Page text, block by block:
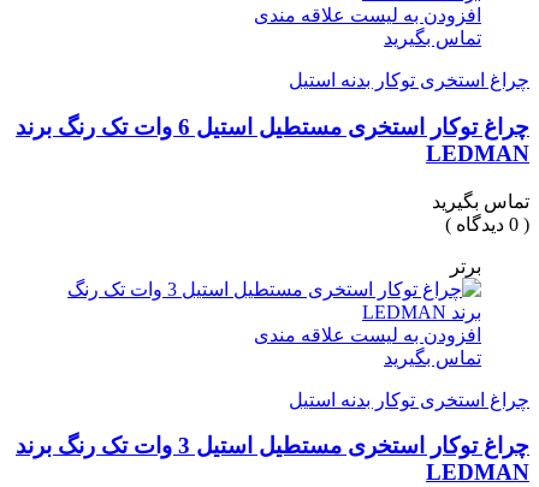
افزودن به لیست علاقه مندی
تماس بگیرید
چراغ استخری توکار بدنه استیل
چراغ توکار استخری مستطیل استیل 6 وات تک رنگ برند
LEDMAN
تماس بگیرید
( 0 دیدگاه )
برتر
افزودن به لیست علاقه مندی
تماس بگیرید
چراغ استخری توکار بدنه استیل
چراغ توکار استخری مستطیل استیل 3 وات تک رنگ برند
LEDMAN